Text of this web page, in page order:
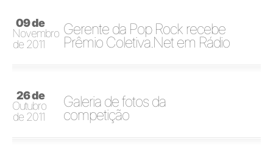
09 de
Novembro
de 2011
Gerente da Pop Rock recebe
Prêmio Coletiva.Net em Rádio
26 de
Outubro
de 2011
Galeria de fotos da
competição